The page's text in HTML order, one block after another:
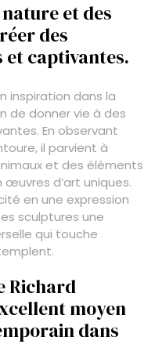
nature et des
des
et captivantes.
inspiration dans la
de donner vie à des
En observant
il parvient à
et des éléments
d’art uniques.
en une expression
sculptures une
qui touche
Richard
moyen
dans